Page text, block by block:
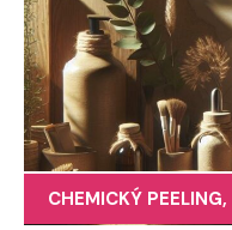
CHEMICKÝ PEELING,